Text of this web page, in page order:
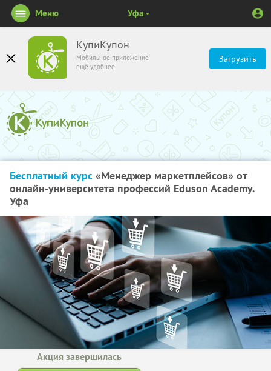
КупиКупон
Мобильное приложение
ещё удобнее
Загрузить
Меню Уфа
Бесплатный курс «Менеджер маркетплейсов» от
онлайн-университета профессий Eduson Academy.
Уфа
Акция завершилась